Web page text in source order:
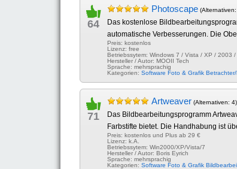
64
Photoscape
Das kostenlose
automatische Verbesserungen. Die
Preis: kostenlos
Lizenz: free
Betriebssytem: Windows 7 / Vista / XP / 2003
Hersteller / Autor: MOOII Tech
Sprache: mehrsprachig
Kategorien: Software Foto & Grafik
71
Artweaver (Alternativen: 4)
Das Bildbearbeitungsprogramm
Farbstifte bietet. Die Handhabung ist
Preis: kostenlos und Plus ab 29 €
Lizenz: k.A.
Betriebssytem: Win2000/XP/Vista/7
Hersteller / Autor: Boris Eyrich
Sprache: mehrsprachig
Kategorien: Software Foto & Grafik